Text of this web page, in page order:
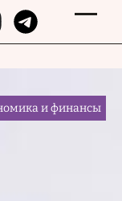
и финансы